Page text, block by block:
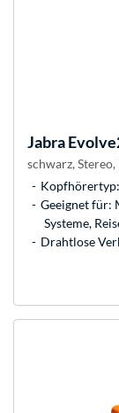
Jabra
schwarz,
Geeignet für:
Systeme,
Drahtlose